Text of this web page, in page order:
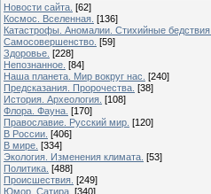
Новости сайта. [62]
Космос. Вселенная. [136]
Катастрофы. Аномалии. Стихийные бедствия.
Самосовершенство. [59]
Здоровье. [228]
Непознанное. [84]
Наша планета. Мир вокруг нас. [240]
Предсказания. Пророчества. [38]
История. Археология. [108]
Флора. Фауна. [170]
Православие. Русский мир. [120]
В России. [406]
В мире. [334]
Экология. Изменения климата. [53]
Политика. [488]
Происшествия. [249]
Юмор. Сатира. [340]